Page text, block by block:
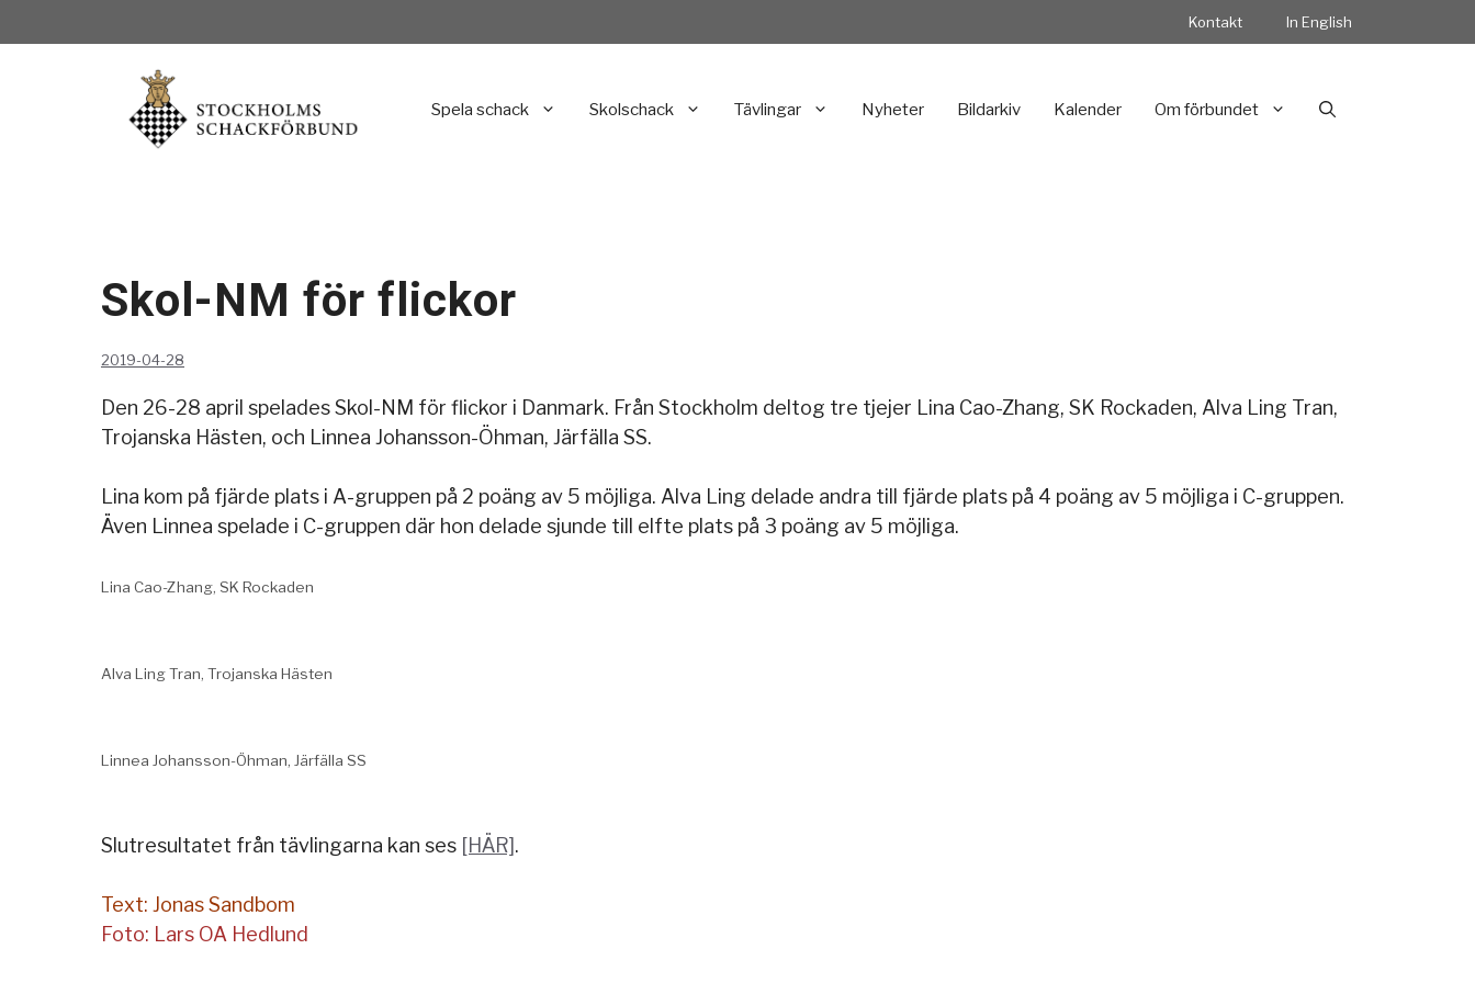
till
Kontakt In English
Spela schack Skolschack Tävlingar Nyheter Bildarkiv Kalender Om förbundet
Skol-NM för flickor
2019-04-28
Den 26-28 april spelades Skol-NM för flickor i Danmark. Från Stockholm deltog tre tjejer Lina Cao-Zhang, SK Rockaden, Alva Ling Tran,
Trojanska Hästen, och Linnea Johansson-Öhman, Järfälla SS.
Lina kom på fjärde plats i A-gruppen på 2 poäng av 5 möjliga. Alva Ling delade andra till fjärde plats på 4 poäng av 5 möjliga i C-gruppen.
Även Linnea spelade i C-gruppen där hon delade sjunde till elfte plats på 3 poäng av 5 möjliga.
Lina Cao-Zhang, SK Rockaden
Alva Ling Tran, Trojanska Hästen
Linnea Johansson-Öhman, Järfälla SS
Slutresultatet från tävlingarna kan ses [HÄR].
Text: Jonas Sandbom
Foto: Lars OA Hedlund